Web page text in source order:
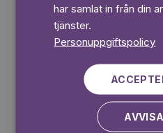
har samlat in från din
tjänster.
Personuppgiftspolicy